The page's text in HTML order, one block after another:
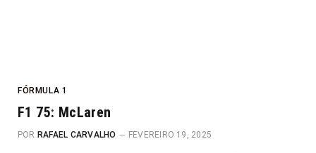
FÓRMULA 1
F1 75: McLaren
POR RAFAEL CARVALHO FEVEREIRO 19, 2025